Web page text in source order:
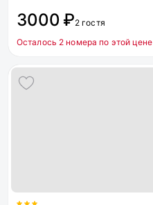
3000 ₽2 гостя
Осталось 2 номера по этой цене